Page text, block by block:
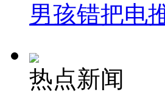
男孩错把电
热点新闻